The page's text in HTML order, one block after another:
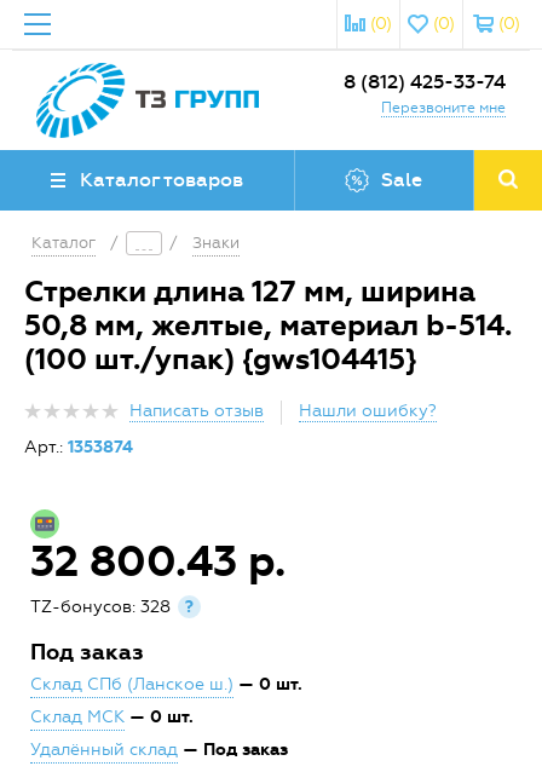
(0)
(0)
(0)
8 (812) 425-33-74
Перезвоните мне
Каталог товаров Sale
Каталог / / Знаки
Стрелки длина 127 мм, ширина
50,8 мм, желтые, материал b-514.
(100 шт./упак) {gws104415}
Написать отзыв
Нашли ошибку?
Арт.: 1353874
32 800.43 р.
TZ-бонусов: 328 ?
Под заказ
Склад СПб (Ланское ш.) — 0 шт.
Склад МСК — 0 шт.
Удалённый склад — Под заказ